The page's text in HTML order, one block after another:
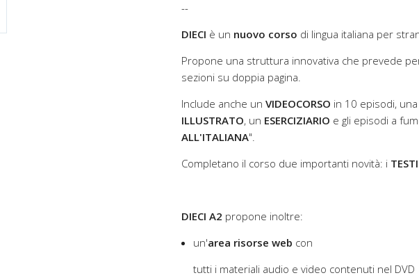
--
DIECI è un nuovo corso di lingua italiana per
Propone una struttura innovativa che prevede
sezioni su doppia pagina.
Include anche un VIDEOCORSO in 10 episodi, una
ILLUSTRATO, un ESERCIZIARIO e gli episodi a
ALL'ITALIANA".
Completano il corso due importanti novità: i
DIECI A2 propone inoltre:
un'area risorse web con
tutti i materiali audio e video contenuti nel DVD